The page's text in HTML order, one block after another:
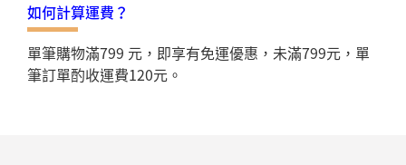
如何計算運費？
單筆購物滿799 元，即享有免運優惠，未滿799元，單
筆訂單酌收運費120元。